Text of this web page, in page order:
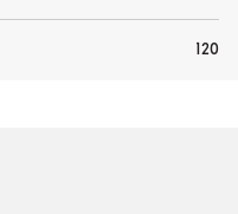
120